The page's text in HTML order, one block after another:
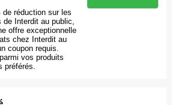
de réduction sur les
de Interdit au public,
offre exceptionnelle
chez Interdit au
coupon requis.
vos produits
préférés.